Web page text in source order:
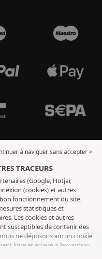
à naviguer sans accepter >
TRACEURS
(Google, Hotjar,
(cookies) et autres
fonctionnement du site,
statistiques et
Les cookies et autres
susceptibles de contenir des
ne déposons aucun cookie
libre et éclairé à l’exception